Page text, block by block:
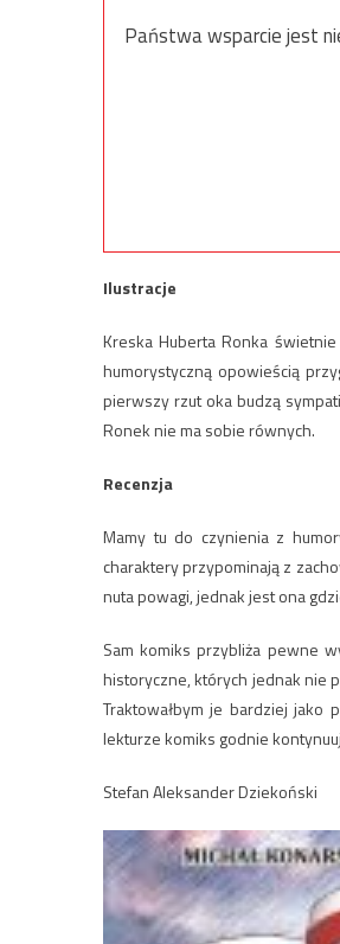
Państwa wsparcie jest
Ilustracje
Kreska Huberta Ronka
humorystyczną opowieścią
pierwszy rzut oka budzą
Ronek nie ma sobie równych.
Recenzja
Mamy tu do czynienia z
charaktery przypominają z
nuta powagi, jednak jest ona
Sam komiks przybliża pewne
historyczne, których jednak nie
Traktowałbym je bardziej jako
lekturze komiks godnie
Stefan Aleksander Dziekoński